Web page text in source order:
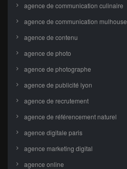
agence de communication culinaire
agence de communication mulhouse
agence de contenu
agence de photo
agence de photographe
agence de publicité lyon
agence de recrutement
agence de référencement naturel
agence digitale paris
agence marketing digital
agence online